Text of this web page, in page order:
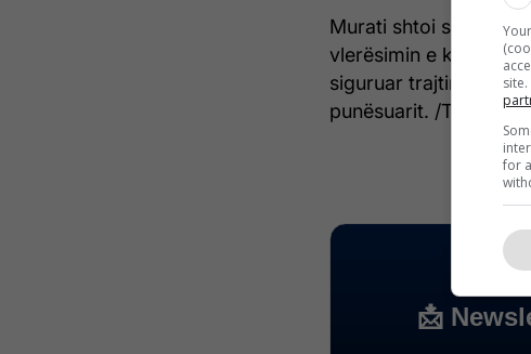
Murati shtoi se me
vlerësimin e
siguruar trajtim më të
punësuarit. /Telegrafi/
for